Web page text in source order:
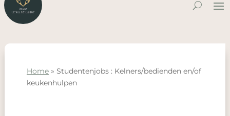
Home» Studentenjobs : Kelners/bedienden en/of
keukenhulpen